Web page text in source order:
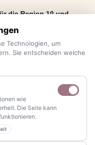
die Region 10 und
Service und Freizeittipps
Alltagstipps bis
aus Ihrer Nähe.
oder Videos, oder
werden sollte?
Leserinnen und
Technologien, um
Sie entscheiden welche
wie
Die Seite kann